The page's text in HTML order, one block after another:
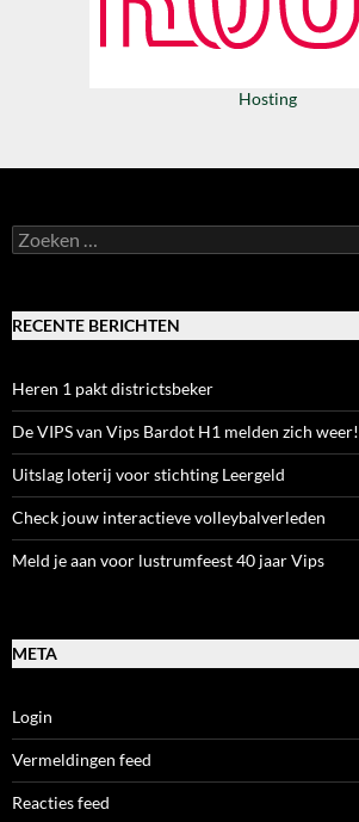
Hosting
Zoeken
naar:
RECENTE BERICHTEN
Heren 1 pakt districtsbeker
De VIPS van Vips Bardot H1 melden zich weer!
Uitslag loterij voor stichting Leergeld
Check jouw interactieve volleybalverleden
Meld je aan voor lustrumfeest 40 jaar Vips
META
Login
Vermeldingen feed
Reacties feed